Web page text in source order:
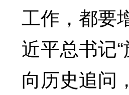
工作，都要
近平总书记
向历史追问